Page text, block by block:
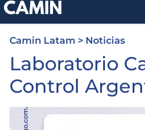
Camin Latam > Noticias
Laboratorio
Control